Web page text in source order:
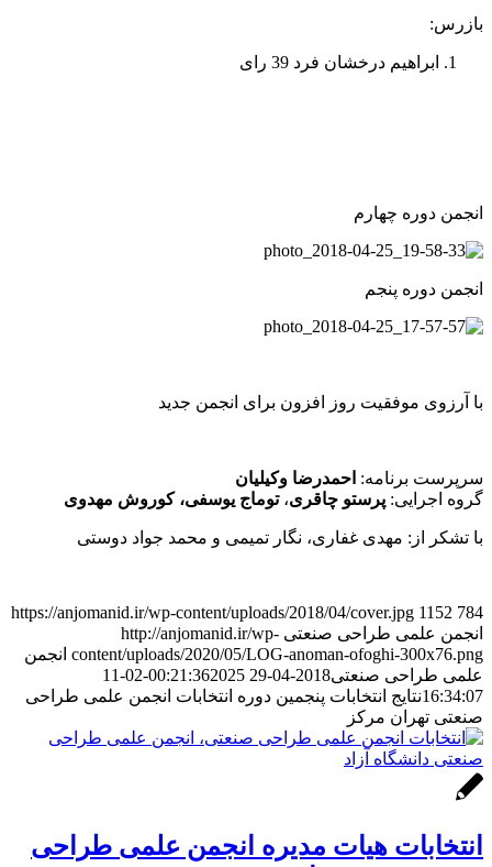
بازرس:
ابراهیم درخشان فرد 39 رای
انجمن دوره چهارم
انجمن دوره پنجم
با آرزوی موفقیت روز افزون برای انجمن جدید
سرپرست برنامه: احمدرضا وکیلیان
گروه اجرایی: پرستو چاقری،توماج یوسفی، کوروش مهدوی
با تشکر از: مهدی غفاری، نگار تمیمی و محمد جواد دوستی
https://anjomanid.ir/wp-content/uploads/2018/04/cover.jpg 1152 784
انجمن علمی طراحی صنعتی http://anjomanid.ir/wp-
content/uploads/2020/05/LOG-anoman-ofoghi-300x76.png انجمن
علمی طراحی صنعتی2018-04-29 00:21:36
2025-02-11
16:34:07نتایج انتخابات پنجمین دوره انتخابات انجمن علمی طراحی
صنعتی تهران مرکز
انتخابات هیات مدیره انجمن علمی طراحی